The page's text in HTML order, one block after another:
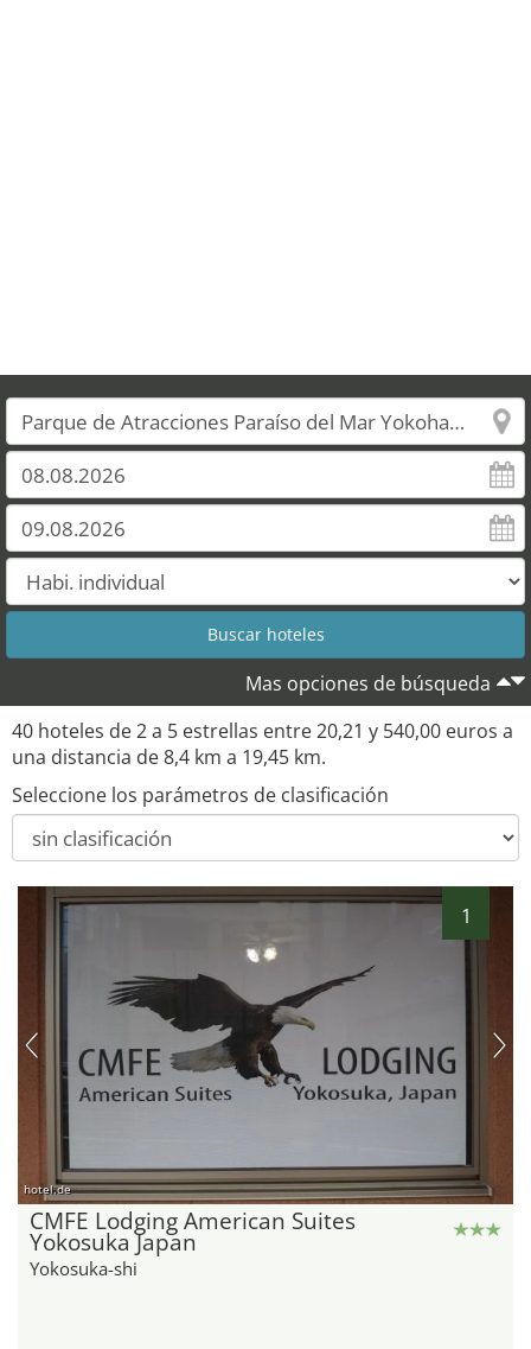
Mas opciones de búsqueda
40 hoteles de 2 a 5 estrellas entre 20,21 y 540,00 euros a
una distancia de 8,4 km a 19,45 km.
Seleccione los parámetros de clasificación
1
hotel.de
CMFE Lodging American Suites
Yokosuka Japan
Yokosuka-shi